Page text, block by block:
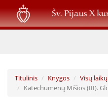
Pereiti
į
pagrindinį
Titulinis Knygos
Visų
Katechumenų Mišios (III).